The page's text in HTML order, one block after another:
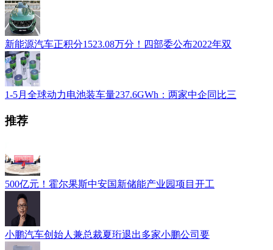
新能源汽车正积分1523.08万分！四部委公布2022年双
1-5月全球动力电池装车量237.6GWh：两家中企同比三
推荐
500亿元！霍尔果斯中安国新储能产业园项目开工
小鹏汽车创始人兼总裁夏珩退出多家小鹏公司要